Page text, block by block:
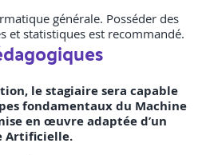
générale. Posséder des
et statistiques est recommandé.
le stagiaire sera capable
fondamentaux du Machine
en œuvre adaptée d’un
Artificielle.